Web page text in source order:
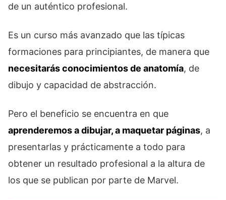
de un auténtico profesional.
Es un curso más avanzado que las típicas
formaciones para principiantes, de manera que
necesitarás conocimientos de anatomía, de
dibujo y capacidad de abstracción.
Pero el beneficio se encuentra en que
aprenderemos a dibujar, a maquetar páginas, a
presentarlas y prácticamente a todo para
obtener un resultado profesional a la altura de
los que se publican por parte de Marvel.